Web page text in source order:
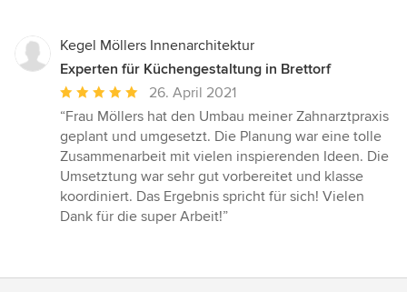
Kegel Möllers Innenarchitektur
Experten für Küchengestaltung in Brettorf
Durchschnittliche
Bewertung:
5
von
5
Sternen
26. April 2021
“Frau Möllers hat den Umbau meiner Zahnarztpraxis
geplant und umgesetzt. Die Planung war eine tolle
Zusammenarbeit mit vielen inspierenden Ideen. Die
Umsetztung war sehr gut vorbereitet und klasse
koordiniert. Das Ergebnis spricht für sich! Vielen
Dank für die super Arbeit!”